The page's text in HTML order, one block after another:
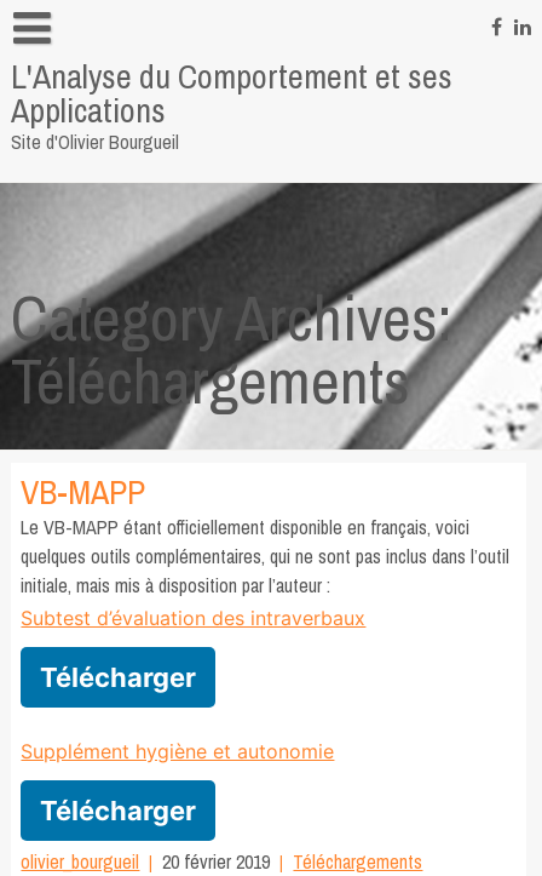
Skip
to
contentInformations personnelles
Pour me contacter
Quelques liens
L'Analyse du Comportement et ses
Applications
Site d'Olivier Bourgueil
Category Archives:
Téléchargements
VB-MAPP
Le VB-MAPP étant officiellement disponible en français, voici
quelques outils complémentaires, qui ne sont pas inclus dans l’outil
initiale, mais mis à disposition par l’auteur :
Subtest d’évaluation des intraverbaux
Télécharger
Supplément hygiène et autonomie
Télécharger
olivier_bourgueil 20 février 2019 Téléchargements